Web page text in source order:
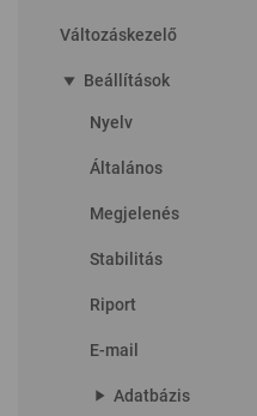
Változáskezelő
play_arrow Beállítások
Nyelv
Általános
Megjelenés
Stabilitás
Riport
E-mail
play_arrow Adatbázis